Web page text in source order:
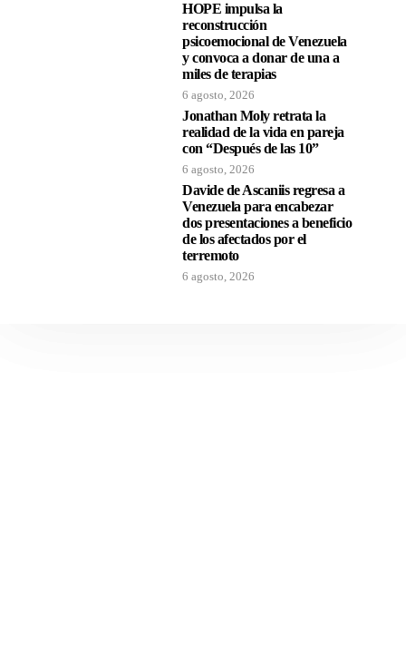
HOPE impulsa la
reconstrucción
psicoemocional de Venezuela
y convoca a donar de una a
miles de terapias
6 agosto, 2026
Jonathan Moly retrata la
realidad de la vida en pareja
con “Después de las 10”
6 agosto, 2026
Davide de Ascaniis regresa a
Venezuela para encabezar
dos presentaciones a beneficio
de los afectados por el
terremoto
6 agosto, 2026